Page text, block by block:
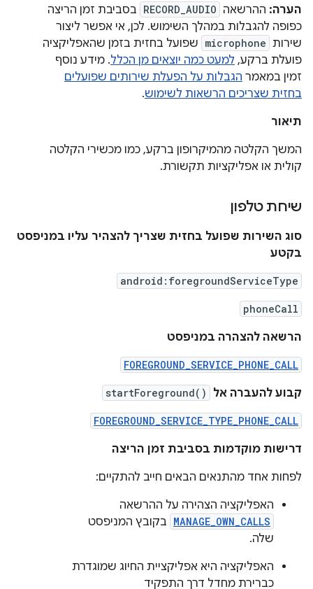
הערה: ההרשאה RECORD_AUDIO בסביבת זמן הריצה
כפופה להגבלות במהלך השימוש. לכן, אי אפשר ליצור
שירות microphone שפועל בחזית בזמן שהאפליקציה
פועלת ברקע, למעט כמה יוצאים מן הכלל. מידע נוסף
זמין במאמר הגבלות על הפעלת שירותים שפועלים
בחזית שצריכים הרשאות לשימוש.
תיאור
המשך הקלטה מהמיקרופון ברקע, כמו מכשירי הקלטה
קולית או אפליקציות תקשורת.
שיחת טלפון
סוג השירות שפועל בחזית שצריך להצהיר עליו במניפסט
בקטע
android:foregroundServiceType
phoneCall
הרשאה להצהרה במניפסט
FOREGROUND_SERVICE_PHONE_CALL
קבוע להעברה אל startForeground()
FOREGROUND_SERVICE_TYPE_PHONE_CALL
דרישות מוקדמות בסביבת זמן הריצה
לפחות אחד מהתנאים הבאים חייב להתקיים:
האפליקציה הצהירה על ההרשאה
MANAGE_OWN_CALLS בקובץ המניפסט
שלה.
האפליקציה היא אפליקציית החיוג שמוגדרת
כברירת מחדל דרך התפקיד